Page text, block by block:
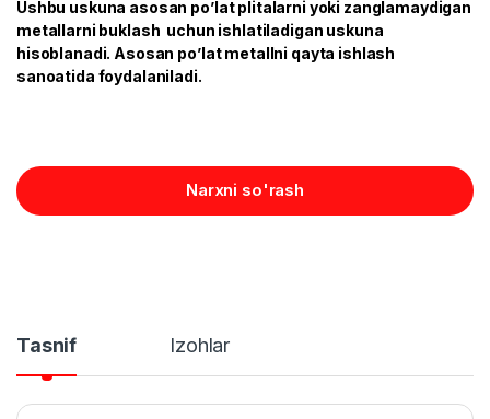
Ushbu uskuna asosan po’lat plitalarni yoki zanglamaydigan
metallarni buklash uchun ishlatiladigan uskuna
hisoblanadi. Asosan po’lat metallni qayta ishlash
sanoatida foydalaniladi.
Narxni so'rash
Tasnif Izohlar